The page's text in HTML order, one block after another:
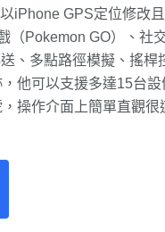
iPhone GPS定位修改
（Pokemon GO）、社
、多點路徑模擬、搖桿
他可以支援多達15台
操作介面上簡單直觀很